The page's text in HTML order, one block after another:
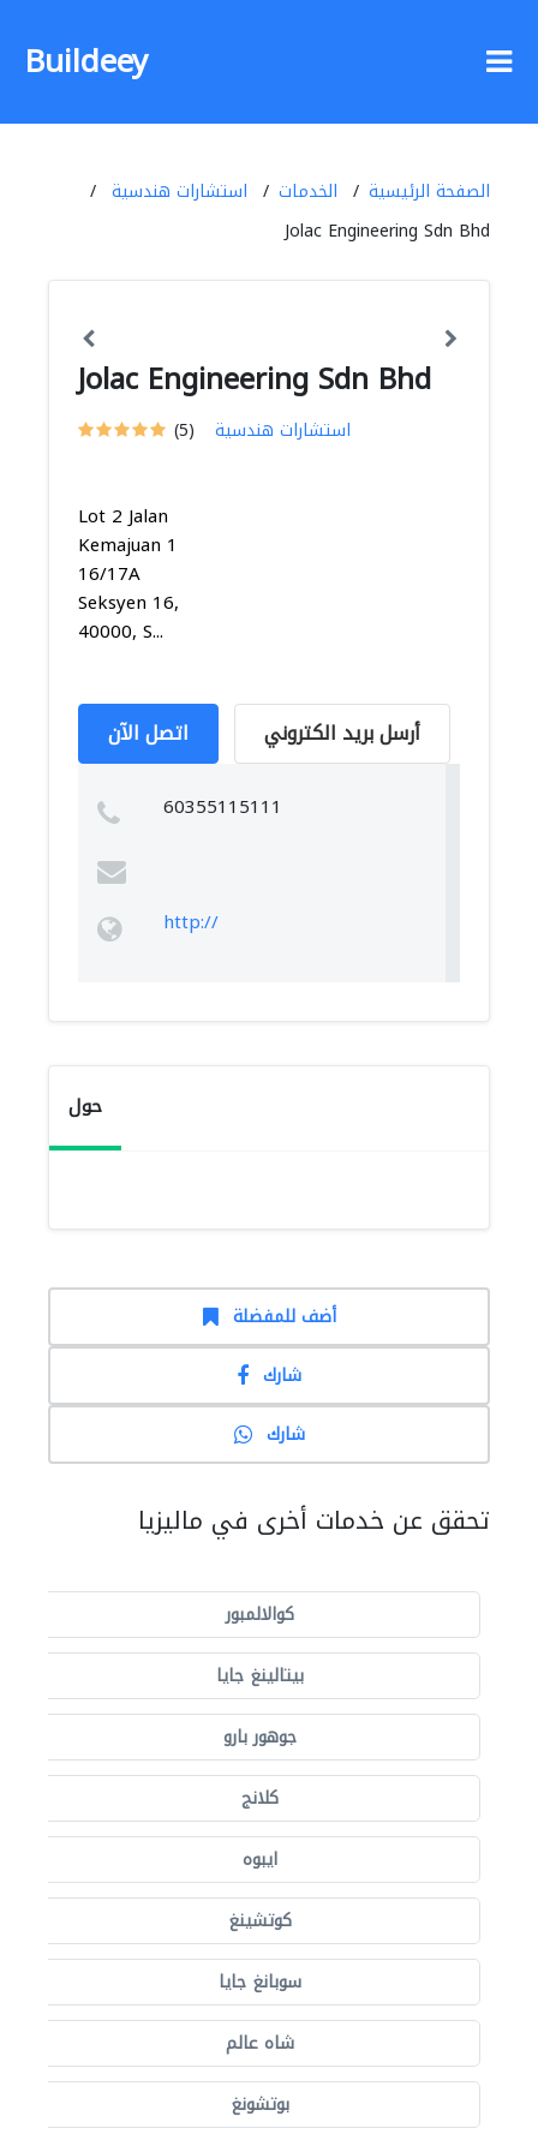
Buildeey
الصفحة الرئيسية الخدمات
استشارات هندسية
Jolac Engineering Sdn Bhd
Jolac Engineering Sdn Bhd
(5) استشارات هندسية
Lot 2 Jalan
Kemajuan 1
16/17A
Seksyen 16,
40000, S...
اتصل الآن أرسل بريد الكتروني
60355115111
http://
حول
أضف للمفضلة
شارك
شارك
تحقق عن خدمات أخرى في ماليزيا
كوالالمبور
بيتالينغ جايا
جوهور بارو
كلانج
ايبوه
كوتشينغ
سوبانغ جايا
شاه عالم
بوتشونغ